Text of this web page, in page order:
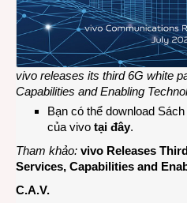
vivo releases its third 6G white
Capabilities and Enabling
Bạn có thể download
của vivo tại đây.
Tham khảo: vivo Releases
Services, Capabilities and
C.A.V.